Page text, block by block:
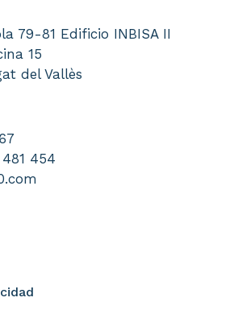
79-81 Edificio INBISA II
15
del Vallès
454